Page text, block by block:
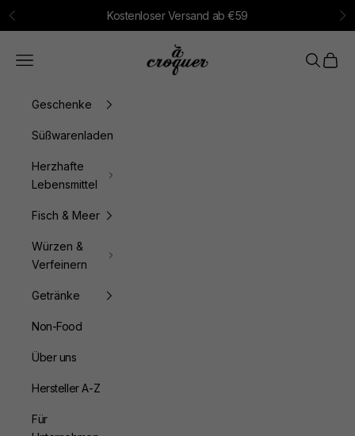
Zum Inhalt springen
Zurück Kostenloser Versand ab €59
à croquer
Menü Suchen
Geschenke
Süßwarenladen
Herzhafte
Lebensmittel
Fisch & Meer
Würzen &
Verfeinern
Getränke
Non-Food
Über uns
Hersteller A-Z
Für